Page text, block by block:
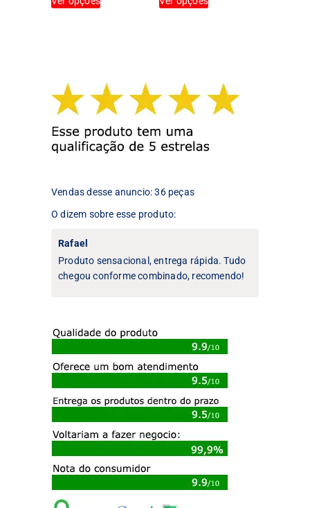
produto
opções
podem
ser
escolhidas
na
produto
produto
opções
podem
ser
na
Vendas desse anuncio: 36 peças
O dizem sobre esse produto:
Rafael
Produto sensacional, entrega rápida. Tudo
chegou conforme combinado, recomendo!